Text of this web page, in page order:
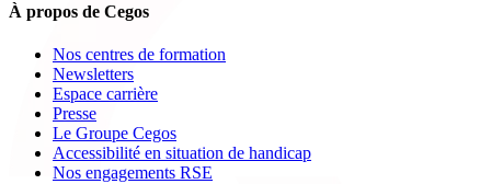
À propos de Cegos
Nos centres de formation
Newsletters
Espace carrière
Presse
Le Groupe Cegos
Accessibilité en situation de handicap
Nos engagements RSE